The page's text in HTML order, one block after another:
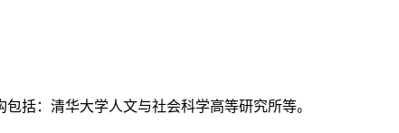
括：清华大学人文与社会科学高等研究所等。